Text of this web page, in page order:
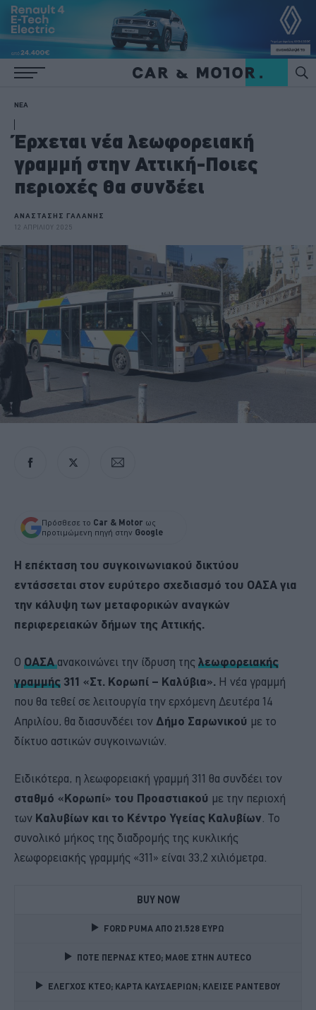
ΝΕΑ
Έρχεται νέα λεωφορειακή
γραμμή στην Αττική-Ποιες
περιοχές θα συνδέει
ΑΝΑΣΤΑΣΗΣ ΓΑΛΑΝΗΣ
12 ΑΠΡΙΛΙΟΥ 2025
Πρόσθεσε το Car & Motor ως
προτιμώμενη πηγή στην Google
Η επέκταση του συγκοινωνιακού δικτύου
εντάσσεται στον ευρύτερο σχεδιασμό του ΟΑΣΑ για
την κάλυψη των μεταφορικών αναγκών
περιφερειακών δήμων της Αττικής.
Ο ΟΑΣΑανακοινώνει την ίδρυση της λεωφορειακής
γραμμής 311 «Στ. Κορωπί – Καλύβια». Η νέα γραμμή
που θα τεθεί σε λειτουργία την ερχόμενη Δευτέρα 14
Απριλίου, θα διασυνδέει τον Δήμο Σαρωνικού με το
δίκτυο αστικών συγκοινωνιών.
Ειδικότερα, η λεωφορειακή γραμμή 311 θα συνδέει τον
σταθμό «Κορωπί» του Προαστιακού με την περιοχή
των Καλυβίων και το Κέντρο Υγείας Καλυβίων . Το
συνολικό μήκος της διαδρομής της κυκλικής
λεωφορειακής γραμμής «311» είναι 33,2 χιλιόμετρα.
BUY NOW
FORD PUMA ΑΠΟ 21.528 ΕΥΡΩ
ΠΟΤΕ ΠΕΡΝΑΣ ΚΤΕΟ; ΜΑΘΕ ΣΤΗΝ ΑUTECO
ΕΛΕΓΧΟΣ ΚΤΕΟ; ΚΑΡΤΑ ΚΑΥΣΑΕΡΙΩΝ; ΚΛΕΙΣΕ ΡΑΝΤΕΒΟΥ